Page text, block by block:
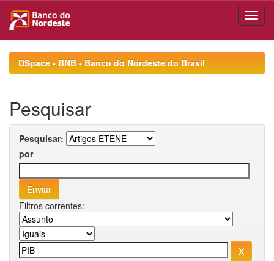
navigationDSpace - BNB - Banco do Nordeste do Brasil
Pesquisar
Pesquisar:
por
Filtros correntes: